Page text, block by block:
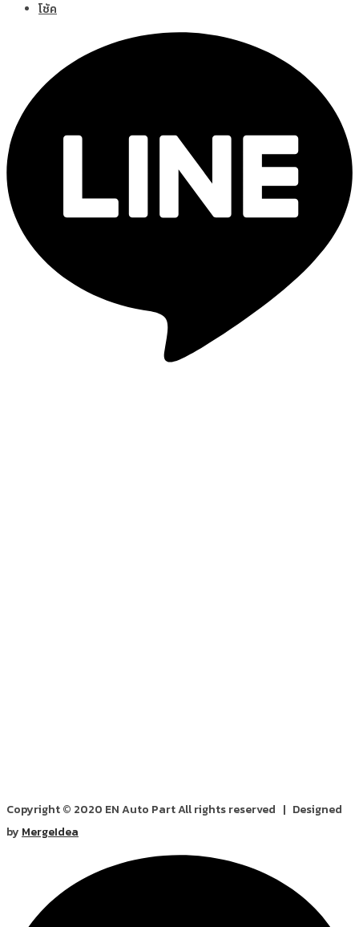
โช้ค
Copyright © 2020 EN Auto Part All rights reserved | Designed
byMergeIdea